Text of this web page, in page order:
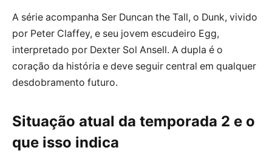
A série acompanha Ser Duncan the Tall, o Dunk, vivido
por Peter Claffey, e seu jovem escudeiro Egg,
interpretado por Dexter Sol Ansell. A dupla é o
coração da história e deve seguir central em qualquer
desdobramento futuro.
Situação atual da temporada 2 e o
que isso indica